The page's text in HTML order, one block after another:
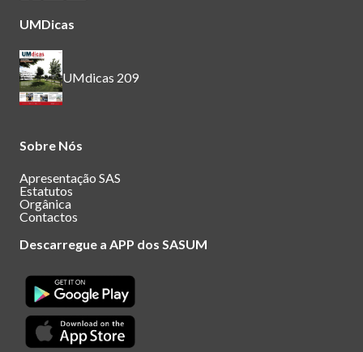
UMDicas
UMdicas 209
Sobre Nós
Apresentação SAS
Estatutos
Orgânica
Contactos
Descarregue a APP dos SASUM